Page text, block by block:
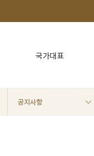
국가대표
공지사항